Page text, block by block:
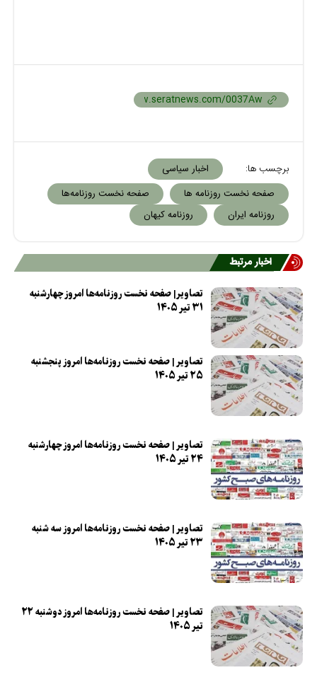
برچسب ها:
اخبار سیاسی
صفحه نخست روزنامه ها
صفحه نخست روزنامه‌ها
روزنامه ایران
روزنامه کیهان
اخبار مرتبط
تصاویر| صفحه نخست روزنامه‌ها امروز چهارشنبه
۳۱ تیر ۱۴۰۵
تصاویر | صفحه نخست روزنامه‌ها امروز پنجشنبه
۲۵ تیر ۱۴۰۵
تصاویر | صفحه نخست روزنامه‌ها امروز چهارشنبه
۲۴ تیر ۱۴۰۵
تصاویر | صفحه نخست روزنامه‌ها امروز سه شنبه
۲۳ تیر ۱۴۰۵
تصاویر | صفحه نخست روزنامه‌ها امروز دوشنبه ۲۲
تیر ۱۴۰۵